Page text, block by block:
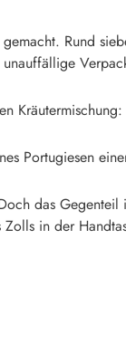
Rund
Portugiesen
das
in der